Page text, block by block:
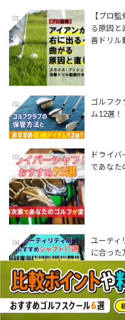
01
【プロ
る原因
善ドリル
02
ゴルフク
ム12選！
03
ドライ
であなた
04
ユーティ
に合った
05
【プロ監
解説！練